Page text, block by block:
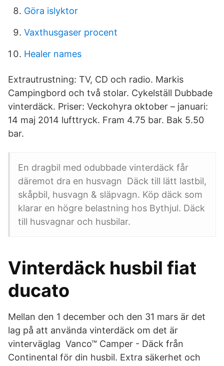
Göra islyktor
Vaxthusgaser procent
Healer names
Extrautrustning: TV, CD och radio. Markis
Campingbord och två stolar. Cykelställ Dubbade
vinterdäck. Priser: Veckohyra oktober – januari:
14 maj 2014 lufttryck. Fram 4.75 bar. Bak 5.50
bar.
En dragbil med odubbade vinterdäck får
däremot dra en husvagn Däck till lätt lastbil,
skåpbil, husvagn & släpvagn. Köp däck som
klarar en högre belastning hos Bythjul. Däck
till husvagnar och husbilar.
Vinterdäck husbil fiat
ducato
Mellan den 1 december och den 31 mars är det
lag på att använda vinterdäck om det är
vinterväglag Vanco™ Camper - Däck från
Continental för din husbil. Extra säkerhet och